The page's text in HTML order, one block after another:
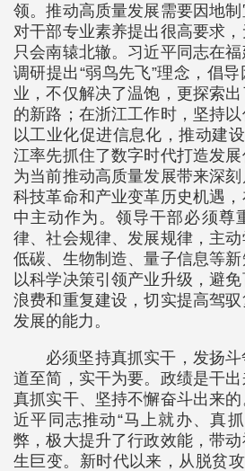
领。推动高质量发展需要因地
对干部专业素养提出很高要求
只会南辕北辙。习近平同志在
调研提出“弱鸟先飞”理念，倡
业，不仅解决了温饱，更探索
的新路；在浙江工作时，坚持以
以工业化促进信息化，推动建
江率先抓住了数字时代打造发
为当前推动高质量发展带来深
科技革命和产业变革历史机遇
中主动作为。领导干部必须尊
律、社会规律、发展规律，主
低碳、生物制造、量子信息等新
以科学决策引领产业升级，避
浪费和重复建设，切实提高驾
发展的能力。
必须坚持真抓实干，发扬
道至简，实干为要。政绩是干出
真抓实干、坚持不懈奋斗出来
近平同志推动“马上就办、真
弊，极大提升了行政效能，带
生巨变。新时代以来，从脱贫攻